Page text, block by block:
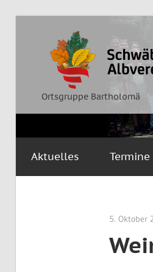
springen
Ortsgruppe Bartholomä
Ortsgruppe
Bartholomä
Aktuelles Termine
5. Oktober